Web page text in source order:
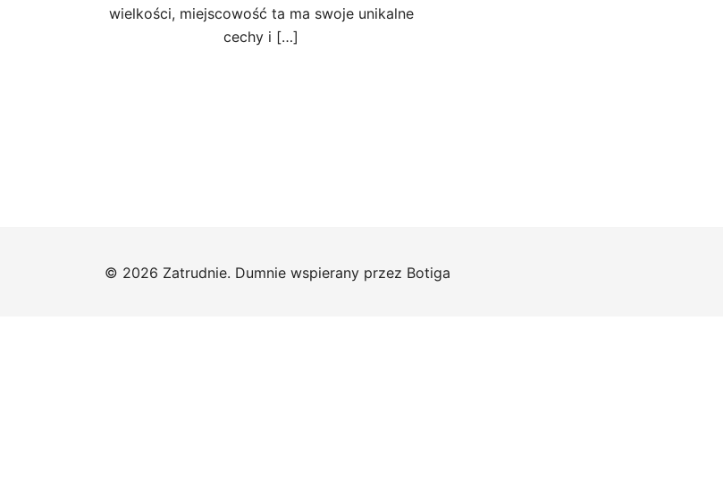
wielkości, miejscowość ta ma swoje unikalne
cechy i […]
© 2026 Zatrudnie. Dumnie wspierany przez Botiga